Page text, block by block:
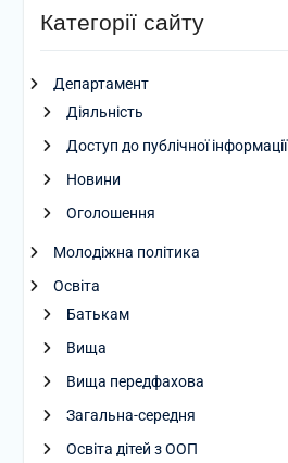
Категорії сайту
Департамент
Діяльність
Доступ до публічної інформації
Новини
Оголошення
Молодіжна політика
Освіта
Батькам
Вища
Вища передфахова
Загальна-середня
Освіта дітей з ООП